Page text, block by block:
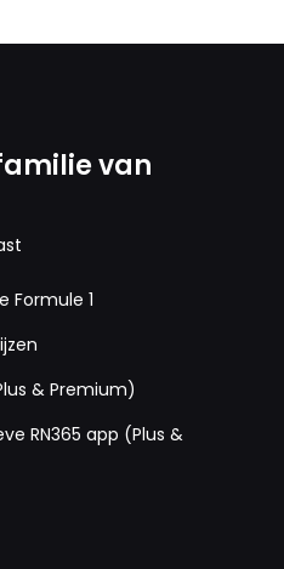
van
Formule 1
& Premium)
RN365 app (Plus &